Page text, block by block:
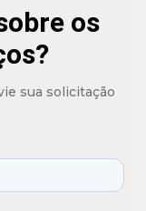
os
sua solicitação